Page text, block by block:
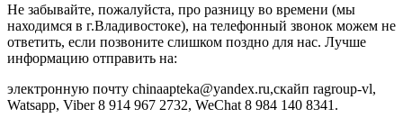
Не забывайте, пожалуйста, про разницу во времени (мы
находимся в г.Владивостоке), на телефонный звонок можем не
ответить, если позвоните слишком поздно для нас. Лучше
информацию отправить на:
электронную почту chinaapteka@yandex.ru,скайп ragroup-vl,
Watsapp, Viber 8 914 967 2732, WeChat 8 984 140 8341.